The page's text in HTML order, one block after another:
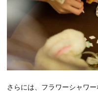
さらには、フラワーシャワ